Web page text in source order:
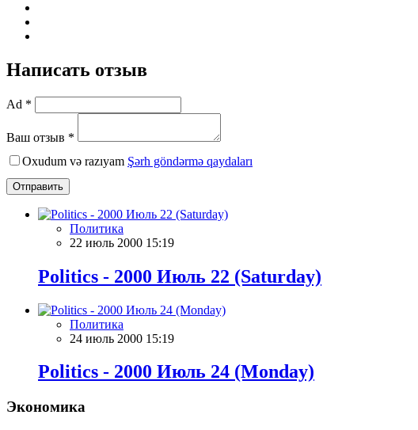
Написать отзыв
Ad *
Ваш отзыв *
Oxudum və razıyam Şərh göndərmə qaydaları
Отправить
Политика
22 июль 2000 15:19
Politics - 2000 Июль 22 (Saturday)
Политика
24 июль 2000 15:19
Politics - 2000 Июль 24 (Monday)
Экономика